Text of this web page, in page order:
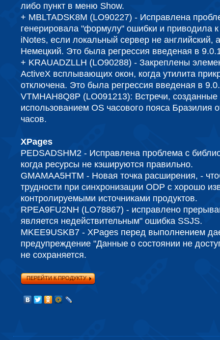
либо пункт в меню Show.
+ MBLTADSK8M (LO90227) - Исправлена
генерировала "формулу" ошибки и приводила
iNotes, если локальный сервер не английский,
Немецкий. Это была регрессия введеная в
+ KRAUADZLLH (LO90288) - Закреплены
ActiveX всплывающих окон, когда утилита
отключена. Это была регрессия введеная в
VTMHAH8Q8P (LO091213): Встречи, созданные
использованием OS часового пояса Бразилия
часов.
XPages
PEDSADSHM2 - Исправлена проблема с
когда ресурсы не кэшируются правильно.
GMAMAA5HTM - Новая точка расширения, -
трудности при синхронизации ODP с хорошо
контролируемыми источниками продуктов.
RPEA9FU2NH (LO78867) - исправлено
является недействительным" ошибка SSJS.
MKEE9USKB7 - XPages перед выполнением
предупреждение "Данные о состоянии не
не сохраняется.
ПЕРЕЙТИ К ПРОДУКТУ